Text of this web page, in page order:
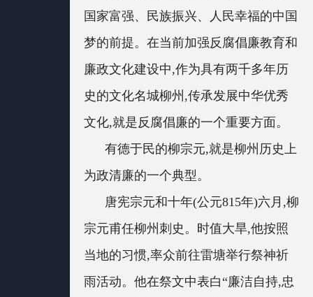
国家富强、民族振兴、人民幸福的中国
梦的前提。在当前加强反腐倡廉教育和
廉政文化建设中,作为具有两千多年历
史的文化名城柳州,传承发展中华优秀
文化,就是反腐倡廉的一个重要方面。
有德于民的柳宗元,就是柳州历史上
为政清廉的一个典型。
唐宪宗元和十年(公元815年)六月,柳
宗元甫任柳州刺史。时值大旱,他按照
当地的习惯,率众前往雷塘举行祭神祈
雨活动。他在祭文中表白“廉洁自持,忠